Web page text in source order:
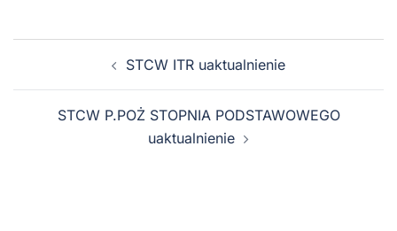
STCW ITR uaktualnienie
STCW P.POŻ STOPNIA PODSTAWOWEGO
uaktualnienie